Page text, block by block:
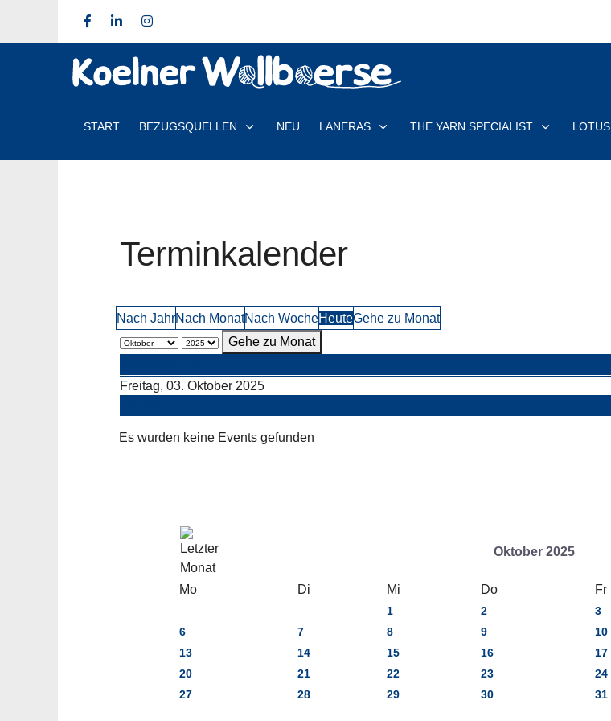
START BEZUGSQUELLEN NEU LANERAS THE YARN SPECIALIST LOTUS
Terminkalender
Nach JahrNach MonatNach WocheHeuteGehe zu Monat
Gehe zu Monat
Freitag, 03. Oktober 2025
Es wurden keine Events gefunden
Oktober 2025
Mo Di Mi Do Fr
1 2 3
6
7 8 9 10
13
14 15 16 17
20
21 22 23 24
27
28 29 30 31